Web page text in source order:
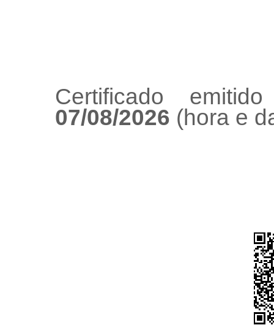
Certificado
07/08/2026 (hora e